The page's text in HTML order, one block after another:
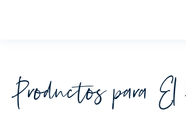
Productos para